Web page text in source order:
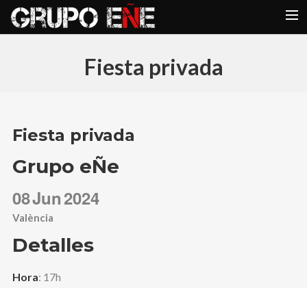
COMPONENTES
REPERTORIO EÑE
BLOG
CONTACTO
Fiesta privada
Fiesta privada
Grupo eÑe
08Jun2024
València
Detalles
Hora: 17h